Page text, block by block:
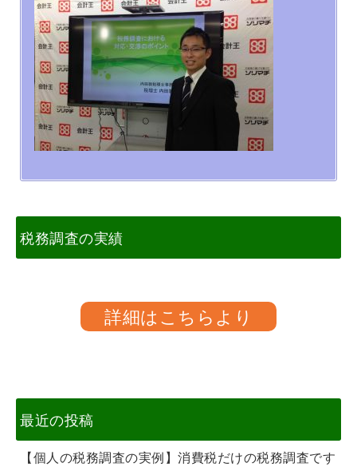
税務調査の実績
詳細はこちらより
最近の投稿
【個人の税務調査の実例】消費税だけの税務調査です